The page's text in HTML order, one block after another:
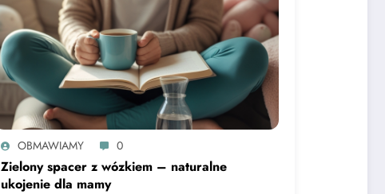
OBMAWIAMY 0
Zielony spacer z wózkiem – naturalne
ukojenie dla mamy